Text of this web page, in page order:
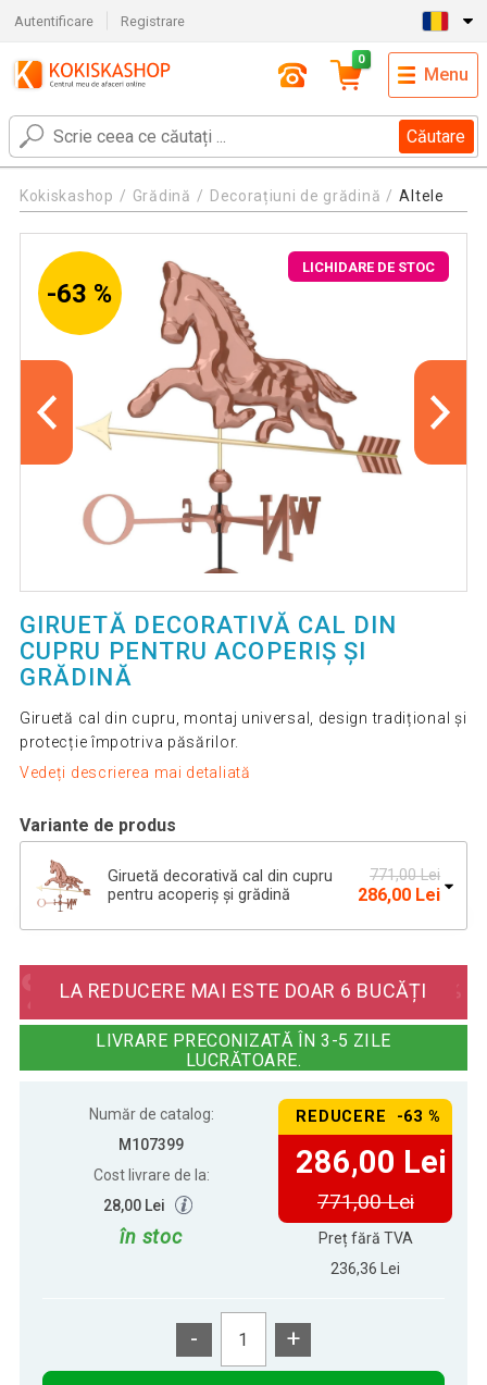
Autentificare Registrare
Căutare
0
Menu
Kokiskashop Grădină Decorațiuni de grădină Altele
-63 %
LICHIDARE DE STOC
GIRUETĂ DECORATIVĂ CAL DIN
CUPRU PENTRU ACOPERIȘ ȘI
GRĂDINĂ
Giruetă cal din cupru, montaj universal, design tradițional și
protecție împotriva păsărilor.
Vedeți descrierea mai detaliată
Variante de produs
Giruetă decorativă cal din cupru
pentru acoperiș și grădină
771,00 Lei
286,00 Lei
pentru acoperiș, 135 cm
LA REDUCERE MAI ESTE DOAR 6 BUCĂȚI
LIVRARE PRECONIZATĂ ÎN 3-5 ZILE
LUCRĂTOARE.
Număr de catalog:
M107399
Cost livrare de la:
28,00 Lei
în stoc
REDUCERE -63 %
286,00 Lei
771,00 Lei
Preț fără TVA
236,36 Lei
- +